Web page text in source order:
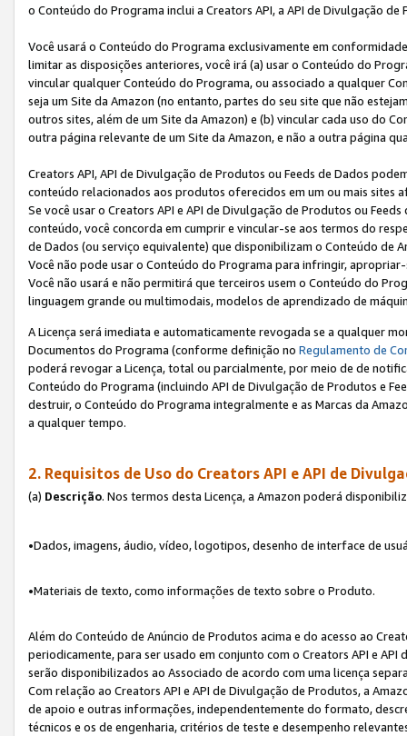
o Conteúdo do Programa inclui a Creators API, a API de Divulgação
Você usará o Conteúdo do Programa exclusivamente em
limitar as disposições anteriores, você irá (a) usar o Conteúdo do
vincular qualquer Conteúdo do Programa, ou associado a qualquer
seja um Site da Amazon (no entanto, partes do seu site que não
outros sites, além de um Site da Amazon) e (b) vincular cada uso do
outra página relevante de um Site da Amazon, e não a outra página
Creators API, API de Divulgação de Produtos ou Feeds de Dados
conteúdo relacionados aos produtos oferecidos em um ou mais sites
Se você usar o Creators API e API de Divulgação de Produtos ou
conteúdo, você concorda em cumprir e vincular-se aos termos do
de Dados (ou serviço equivalente) que disponibilizam o Conteúdo de
Você não pode usar o Conteúdo do Programa para infringir,
Você não usará e não permitirá que terceiros usem o Conteúdo do
linguagem grande ou multimodais, modelos de aprendizado de
A Licença será imediata e automaticamente revogada se a qualquer
Documentos do Programa (conforme definição no Regulamento de
poderá revogar a Licença, total ou parcialmente, por meio de de
Conteúdo do Programa (incluindo API de Divulgação de Produtos e
destruir, o Conteúdo do Programa integralmente e as Marcas da
a qualquer tempo.
2. Requisitos de Uso do Creators API e API de
(a) Descrição. Nos termos desta Licença, a Amazon poderá
•Dados, imagens, áudio, vídeo, logotipos, desenho de interface de
•Materiais de texto, como informações de texto sobre o Produto.
Além do Conteúdo de Anúncio de Produtos acima e do acesso ao
periodicamente, para ser usado em conjunto com o Creators API e
serão disponibilizados ao Associado de acordo com uma licença
Com relação ao Creators API e API de Divulgação de Produtos, a
de apoio e outras informações, independentemente do formato,
técnicos e os de engenharia, critérios de teste e desempenho